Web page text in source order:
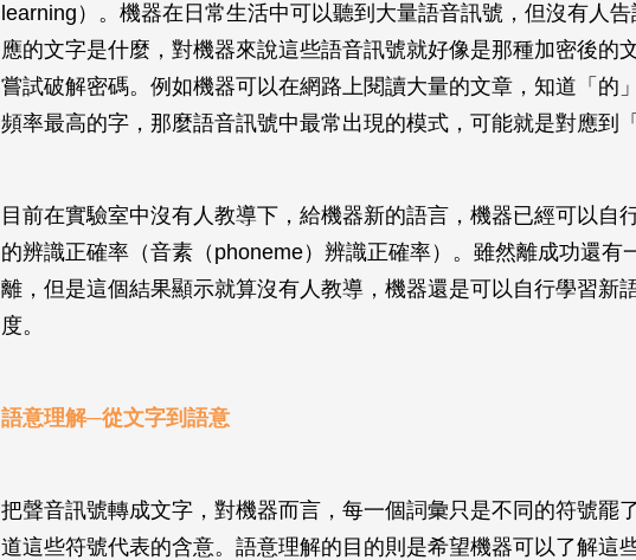
learning）。機器在日常生活中可以聽到大量語音訊號，但沒有人
應的文字是什麼，對機器來說這些語音訊號就好像是那種加密後的
嘗試破解密碼。例如機器可以在網路上閱讀大量的文章，知道「的
頻率最高的字，那麼語音訊號中最常出現的模式，可能就是對應到「
目前在實驗室中沒有人教導下，給機器新的語言，機器已經可以自
的辨識正確率（音素（phoneme）辨識正確率）。雖然離成功還有
離，但是這個結果顯示就算沒有人教導，機器還是可以自行學習新
度。
語意理解─從文字到語意
把聲音訊號轉成文字，對機器而言，每一個詞彙只是不同的符號罷
道這些符號代表的含意。語意理解的目的則是希望機器可以了解這